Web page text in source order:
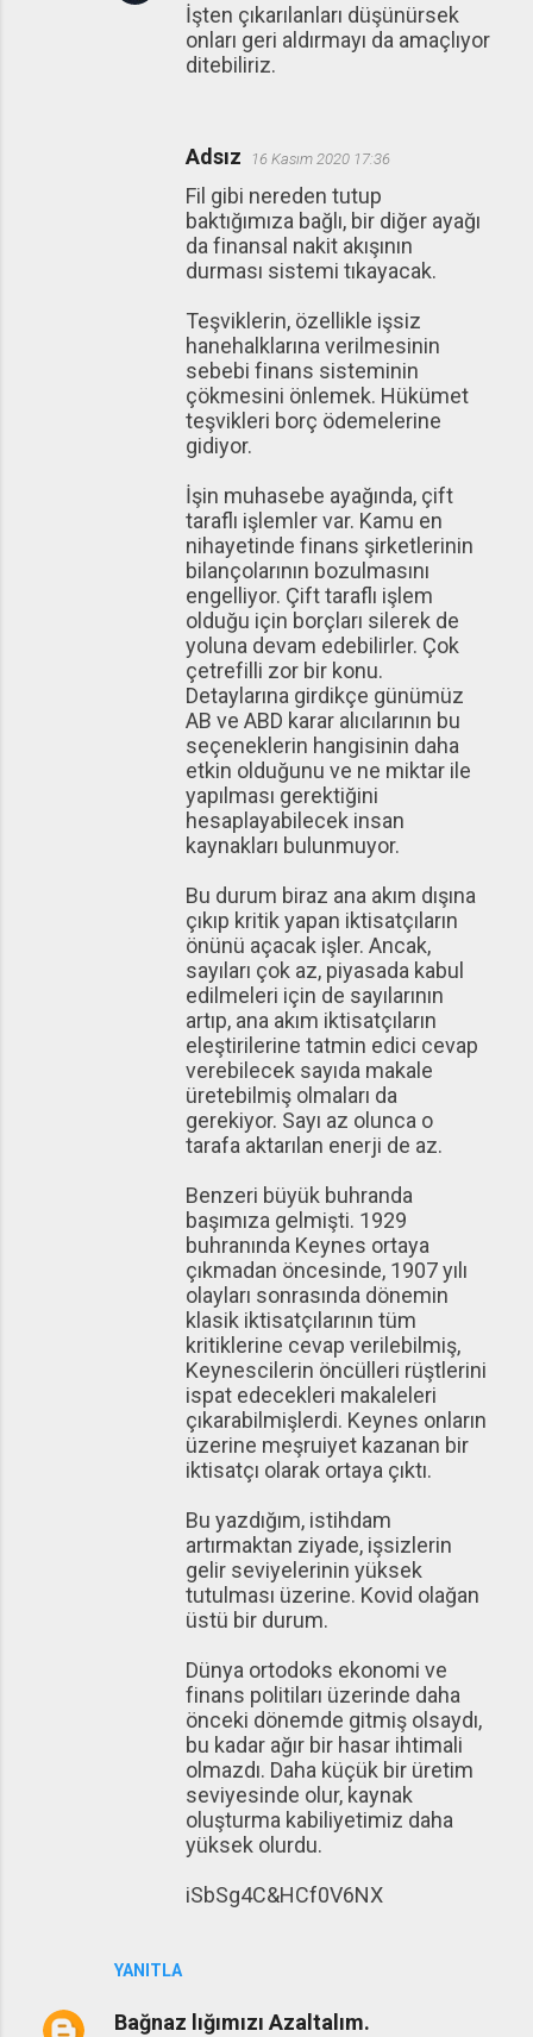
YANITLA
İşten çıkarılanları düşünürsek
onları geri aldırmayı da amaçlıyor
ditebiliriz.
Adsız 16 Kasım 2020 17:36
Fil gibi nereden tutup
baktığımıza bağlı, bir diğer ayağı
da finansal nakit akışının
durması sistemi tıkayacak.
Teşviklerin, özellikle işsiz
hanehalklarına verilmesinin
sebebi finans sisteminin
çökmesini önlemek. Hükümet
teşvikleri borç ödemelerine
gidiyor.
İşin muhasebe ayağında, çift
taraflı işlemler var. Kamu en
nihayetinde finans şirketlerinin
bilançolarının bozulmasını
engelliyor. Çift taraflı işlem
olduğu için borçları silerek de
yoluna devam edebilirler. Çok
çetrefilli zor bir konu.
Detaylarına girdikçe günümüz
AB ve ABD karar alıcılarının bu
seçeneklerin hangisinin daha
etkin olduğunu ve ne miktar ile
yapılması gerektiğini
hesaplayabilecek insan
kaynakları bulunmuyor.
Bu durum biraz ana akım dışına
çıkıp kritik yapan iktisatçıların
önünü açacak işler. Ancak,
sayıları çok az, piyasada kabul
edilmeleri için de sayılarının
artıp, ana akım iktisatçıların
eleştirilerine tatmin edici cevap
verebilecek sayıda makale
üretebilmiş olmaları da
gerekiyor. Sayı az olunca o
tarafa aktarılan enerji de az.
Benzeri büyük buhranda
başımıza gelmişti. 1929
buhranında Keynes ortaya
çıkmadan öncesinde, 1907 yılı
olayları sonrasında dönemin
klasik iktisatçılarının tüm
kritiklerine cevap verilebilmiş,
Keynescilerin öncülleri rüştlerini
ispat edecekleri makaleleri
çıkarabilmişlerdi. Keynes onların
üzerine meşruiyet kazanan bir
iktisatçı olarak ortaya çıktı.
Bu yazdığım, istihdam
artırmaktan ziyade, işsizlerin
gelir seviyelerinin yüksek
tutulması üzerine. Kovid olağan
üstü bir durum.
Dünya ortodoks ekonomi ve
finans politiları üzerinde daha
önceki dönemde gitmiş olsaydı,
bu kadar ağır bir hasar ihtimali
olmazdı. Daha küçük bir üretim
seviyesinde olur, kaynak
oluşturma kabiliyetimiz daha
yüksek olurdu.
iSbSg4C&HCf0V6NX
Bağnaz lığımızı Azaltalım.